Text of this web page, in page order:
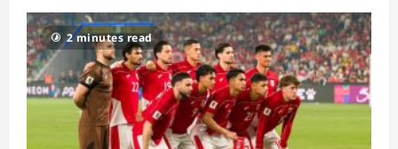
GBK
Siap
Panas!
Indonesia
Tantang
Oman
di
FIFA
Matchday
Juni
2026
2 minutes read